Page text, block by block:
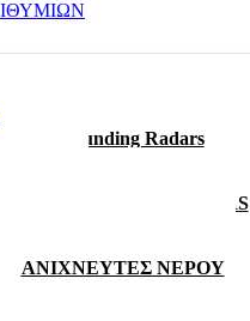
3D Grounding Radars
ΑΠΟΣΤΑΤΙΚΑ – RADARS
ΑΝΙΧΝΕΥΤΕΣ ΝΕΡΟΥ